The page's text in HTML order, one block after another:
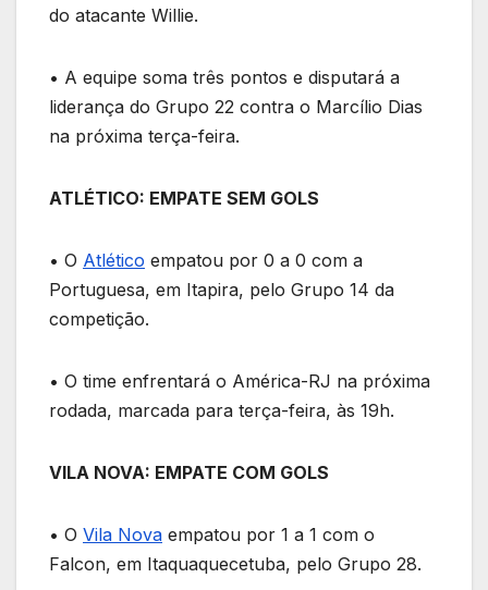
o p
do atacante Willie.
• A equipe soma três pontos e disputará a
liderança do Grupo 22 contra o Marcílio Dias
na próxima terça-feira.
ATLÉTICO: EMPATE SEM GOLS
• O Atlético empatou por 0 a 0 com a
Portuguesa, em Itapira, pelo Grupo 14 da
competição.
• O time enfrentará o América-RJ na próxima
rodada, marcada para terça-feira, às 19h.
VILA NOVA: EMPATE COM GOLS
• O Vila Nova empatou por 1 a 1 com o
Falcon, em Itaquaquecetuba, pelo Grupo 28.